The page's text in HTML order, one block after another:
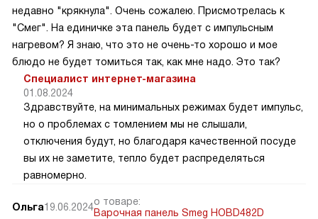
недавно "крякнула". Очень сожалею. Присмотрелась к
"Смег". На единичке эта панель будет с импульсным
нагревом? Я знаю, что это не очень-то хорошо и мое
блюдо не будет томиться так, как мне надо. Это так?
Специалист интернет-магазина
01.08.2024
Здравствуйте, на минимальных режимах будет импульс,
но о проблемах с томлением мы не слышали,
отключения будут, но благодаря качественной посуде
вы их не заметите, тепло будет распределяться
равномерно.
Ольга19.06.2024о товаре:
Варочная панель Smeg HOBD482D